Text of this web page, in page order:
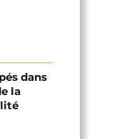
dans
la